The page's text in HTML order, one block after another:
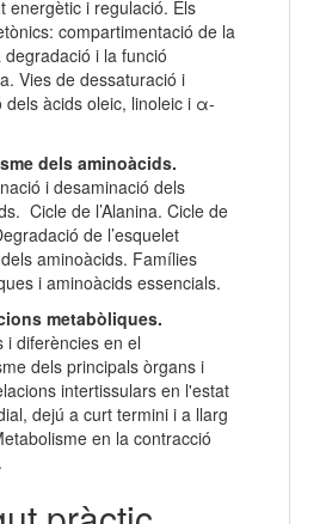
energètic i regulació. Els
compartimentació de la
i la funció
Vies de dessaturació i
dels àcids oleic, linoleic i α-
dels aminoàcids.
i desaminació dels
Cicle de l’Alanina. Cicle de
de l’esquelet
aminoàcids. Famílies
i aminoàcids essencials.
metabòliques.
i diferències en el
dels principals òrgans i
intertissulars en l'estat
dejú a curt termini i a llarg
en la contracció